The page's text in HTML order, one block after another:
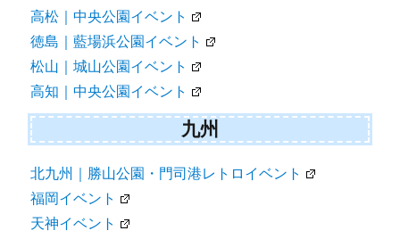
高松｜中央公園イベント
徳島｜藍場浜公園イベント
松山｜城山公園イベント
高知｜中央公園イベント
九州
北九州｜勝山公園・門司港レトロイベント
福岡イベント
天神イベント